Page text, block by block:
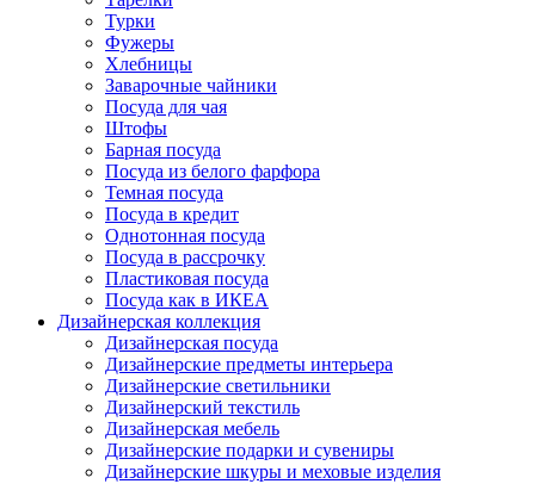
Турки
Фужеры
Хлебницы
Заварочные чайники
Посуда для чая
Штофы
Барная посуда
Посуда из белого фарфора
Темная посуда
Посуда в кредит
Однотонная посуда
Посуда в рассрочку
Пластиковая посуда
Посуда как в ИКЕА
Дизайнерская коллекция
Дизайнерская посуда
Дизайнерские предметы интерьера
Дизайнерские светильники
Дизайнерский текстиль
Дизайнерская мебель
Дизайнерские подарки и сувениры
Дизайнерские шкуры и меховые изделия